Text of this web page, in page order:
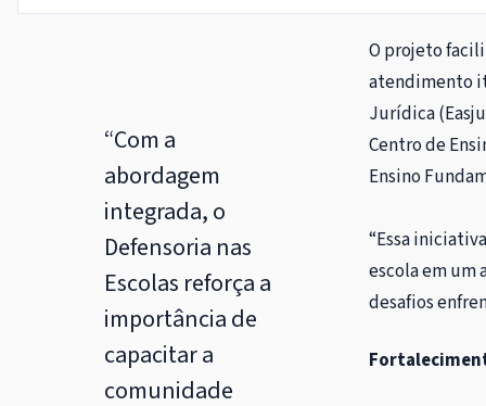
“Com a
abordagem
integrada, o
Defensoria nas
Escolas reforça a
importância de
capacitar a
comunidade
O projeto
atendimento
Jurídica
Centro de
Ensino
“Essa
escola em um
desafios